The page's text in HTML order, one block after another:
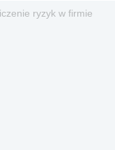
ryzyk w firmie